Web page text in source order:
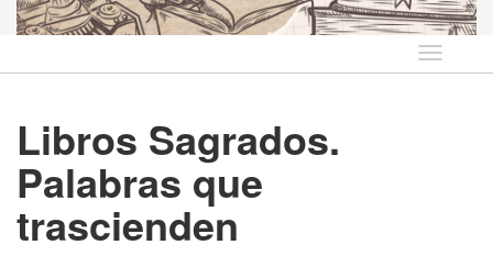
Idioma
Libros Sagrados.
Palabras que
trascienden